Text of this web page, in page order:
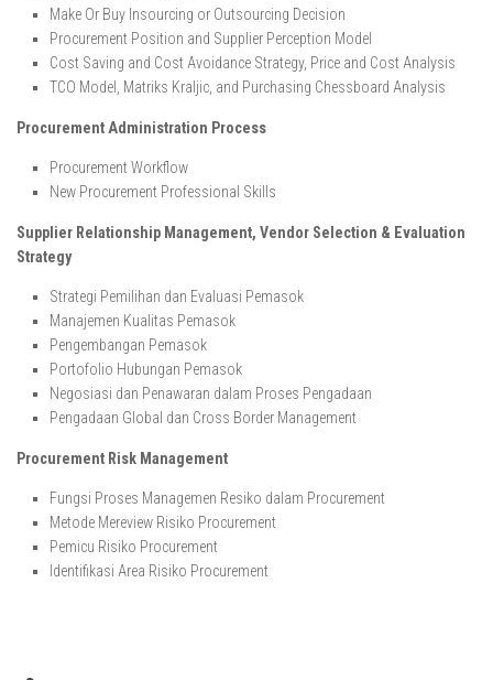
Make Or Buy Insourcing or Outsourcing Decision
Procurement Position and Supplier Perception Model
Cost Saving and Cost Avoidance Strategy, Price and Cost Analysis
TCO Model, Matriks Kraljic, and Purchasing Chessboard Analysis
Procurement Administration Process
Procurement Workflow
New Procurement Professional Skills
Supplier Relationship Management, Vendor Selection & Evaluation
Strategy
Strategi Pemilihan dan Evaluasi Pemasok
Manajemen Kualitas Pemasok
Pengembangan Pemasok
Portofolio Hubungan Pemasok
Negosiasi dan Penawaran dalam Proses Pengadaan
Pengadaan Global dan Cross Border Management
Procurement Risk Management
Fungsi Proses Managemen Resiko dalam Procurement
Metode Mereview Risiko Procurement
Pemicu Risiko Procurement
Identifikasi Area Risiko Procurement